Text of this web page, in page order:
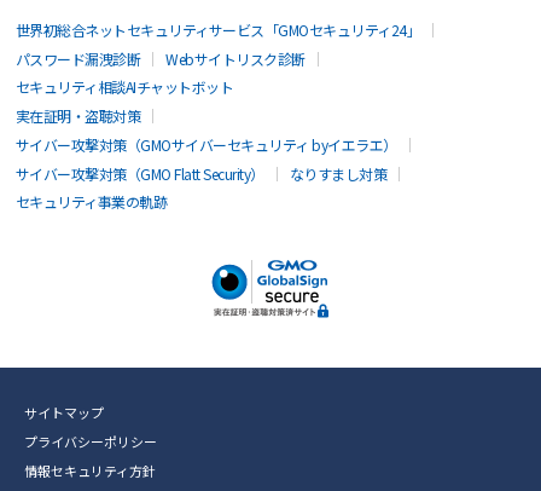
世界初総合ネットセキュリティサービス「GMOセキュリティ24」
パスワード漏洩診断
Webサイトリスク診断
セキュリティ相談AIチャットボット
実在証明・盗聴対策
サイバー攻撃対策（GMOサイバーセキュリティ byイエラエ）
サイバー攻撃対策（GMO Flatt Security）
なりすまし対策
セキュリティ事業の軌跡
サイトマップ
プライバシーポリシー
情報セキュリティ方針